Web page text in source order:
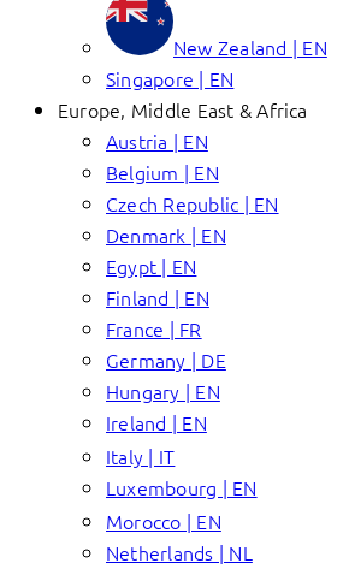
New Zealand | EN
Singapore | EN
Europe, Middle East & Africa
Austria | EN
Belgium | EN
Czech Republic | EN
Denmark | EN
Egypt | EN
Finland | EN
France | FR
Germany | DE
Hungary | EN
Ireland | EN
Italy | IT
Luxembourg | EN
Morocco | EN
Netherlands | NL